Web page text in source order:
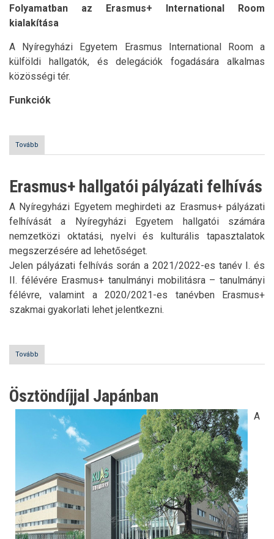
Folyamatban az Erasmus+ International Room
kialakítása
A Nyíregyházi Egyetem Erasmus International Room a
külföldi hallgatók, és delegációk fogadására alkalmas
közösségi tér.
Funkciók
Tovább
-
Erasmus+
Room
kialakítása)
Erasmus+ hallgatói pályázati felhívás
A Nyíregyházi Egyetem meghirdeti az Erasmus+ pályázati
felhívását a Nyíregyházi Egyetem hallgatói számára
nemzetközi oktatási, nyelvi és kulturális tapasztalatok
megszerzésére ad lehetőséget.
Jelen pályázati felhívás során a 2021/2022-es tanév I. és
II. félévére Erasmus+ tanulmányi mobilitásra – tanulmányi
félévre, valamint a 2020/2021-es tanévben Erasmus+
szakmai gyakorlati lehet jelentkezni.
Tovább
hallgatói
Ösztöndíjjal Japánban
A